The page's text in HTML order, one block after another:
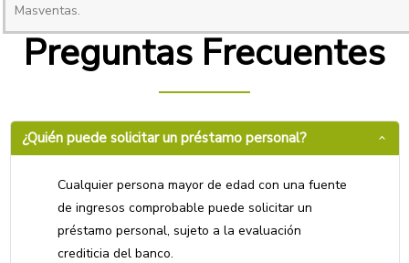
Masventas.
Preguntas Frecuentes
¿Quién puede solicitar un préstamo personal?
Cualquier persona mayor de edad con una fuente
de ingresos comprobable puede solicitar un
préstamo personal, sujeto a la evaluación
crediticia del banco.